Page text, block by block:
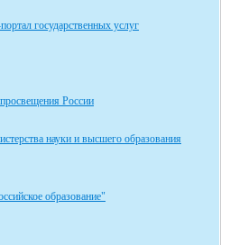
государственных услуг
России
науки и высшего образования
образование"